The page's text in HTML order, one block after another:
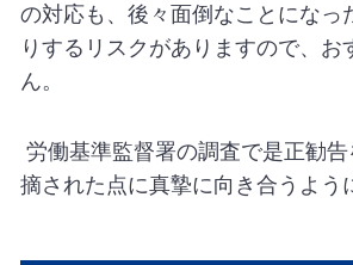
の対応も、後々面倒なことになっ
りするリスクがありますので、お
ん。
労働基準監督署の調査で是正勧
摘された点に真摯に向き合うよう